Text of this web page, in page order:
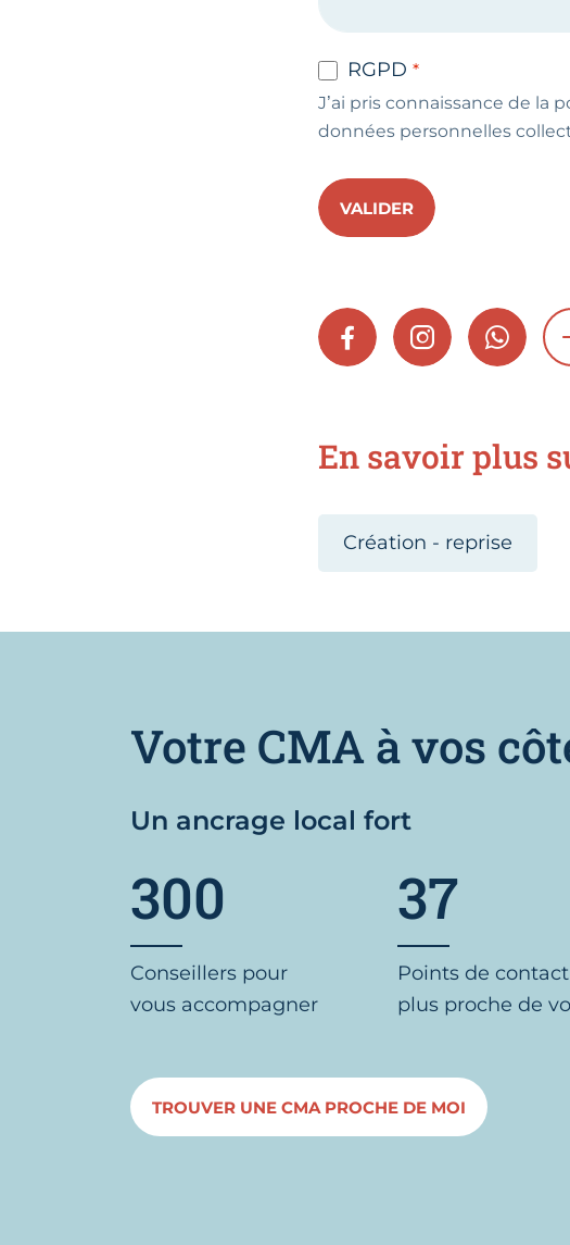
RGPD
J’ai pris connaissance de la
données personnelles
VALIDER
FACEBOOKINSTAGRAM
En savoir plus
Création - reprise
Votre CMA à vos
Un ancrage local fort
300
Conseillers pour
vous accompagner
37
Points de
plus proche de
TROUVER UNE CMA PROCHE DE MOI